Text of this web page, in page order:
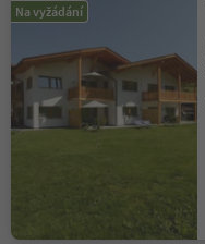
Na vyžádání